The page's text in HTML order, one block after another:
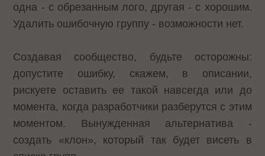
одна - с обрезанным лого, другая - с хорошим.
Удалить ошибочную группу - возможности нет.
Создавая сообщество, будьте осторожны:
допустите ошибку, скажем, в описании,
рискуете оставить ее такой навсегда или до
момента, когда разработчики разберутся с этим
моментом. Вынужденная альтернатива -
создать «клон», который так будет висеть в